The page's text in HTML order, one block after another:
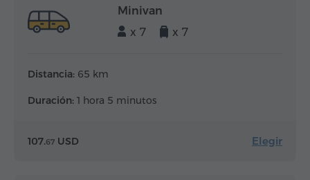
Minivan
x 7
x 7
Distancia: 65 km
Duración: 1 hora 5 minutos
107.67 USD Elegir